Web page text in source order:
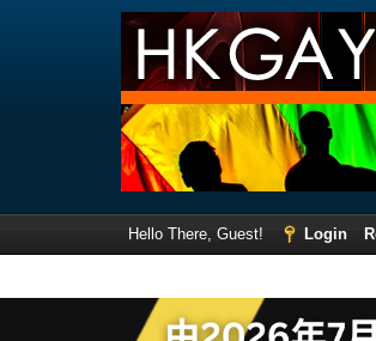
Hello There, Guest! Login